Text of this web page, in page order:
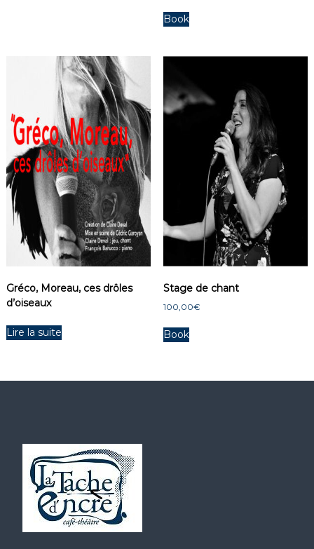
Book
Gréco, Moreau, ces drôles
d’oiseaux
Lire la suite
Stage de chant
100,00€
Book